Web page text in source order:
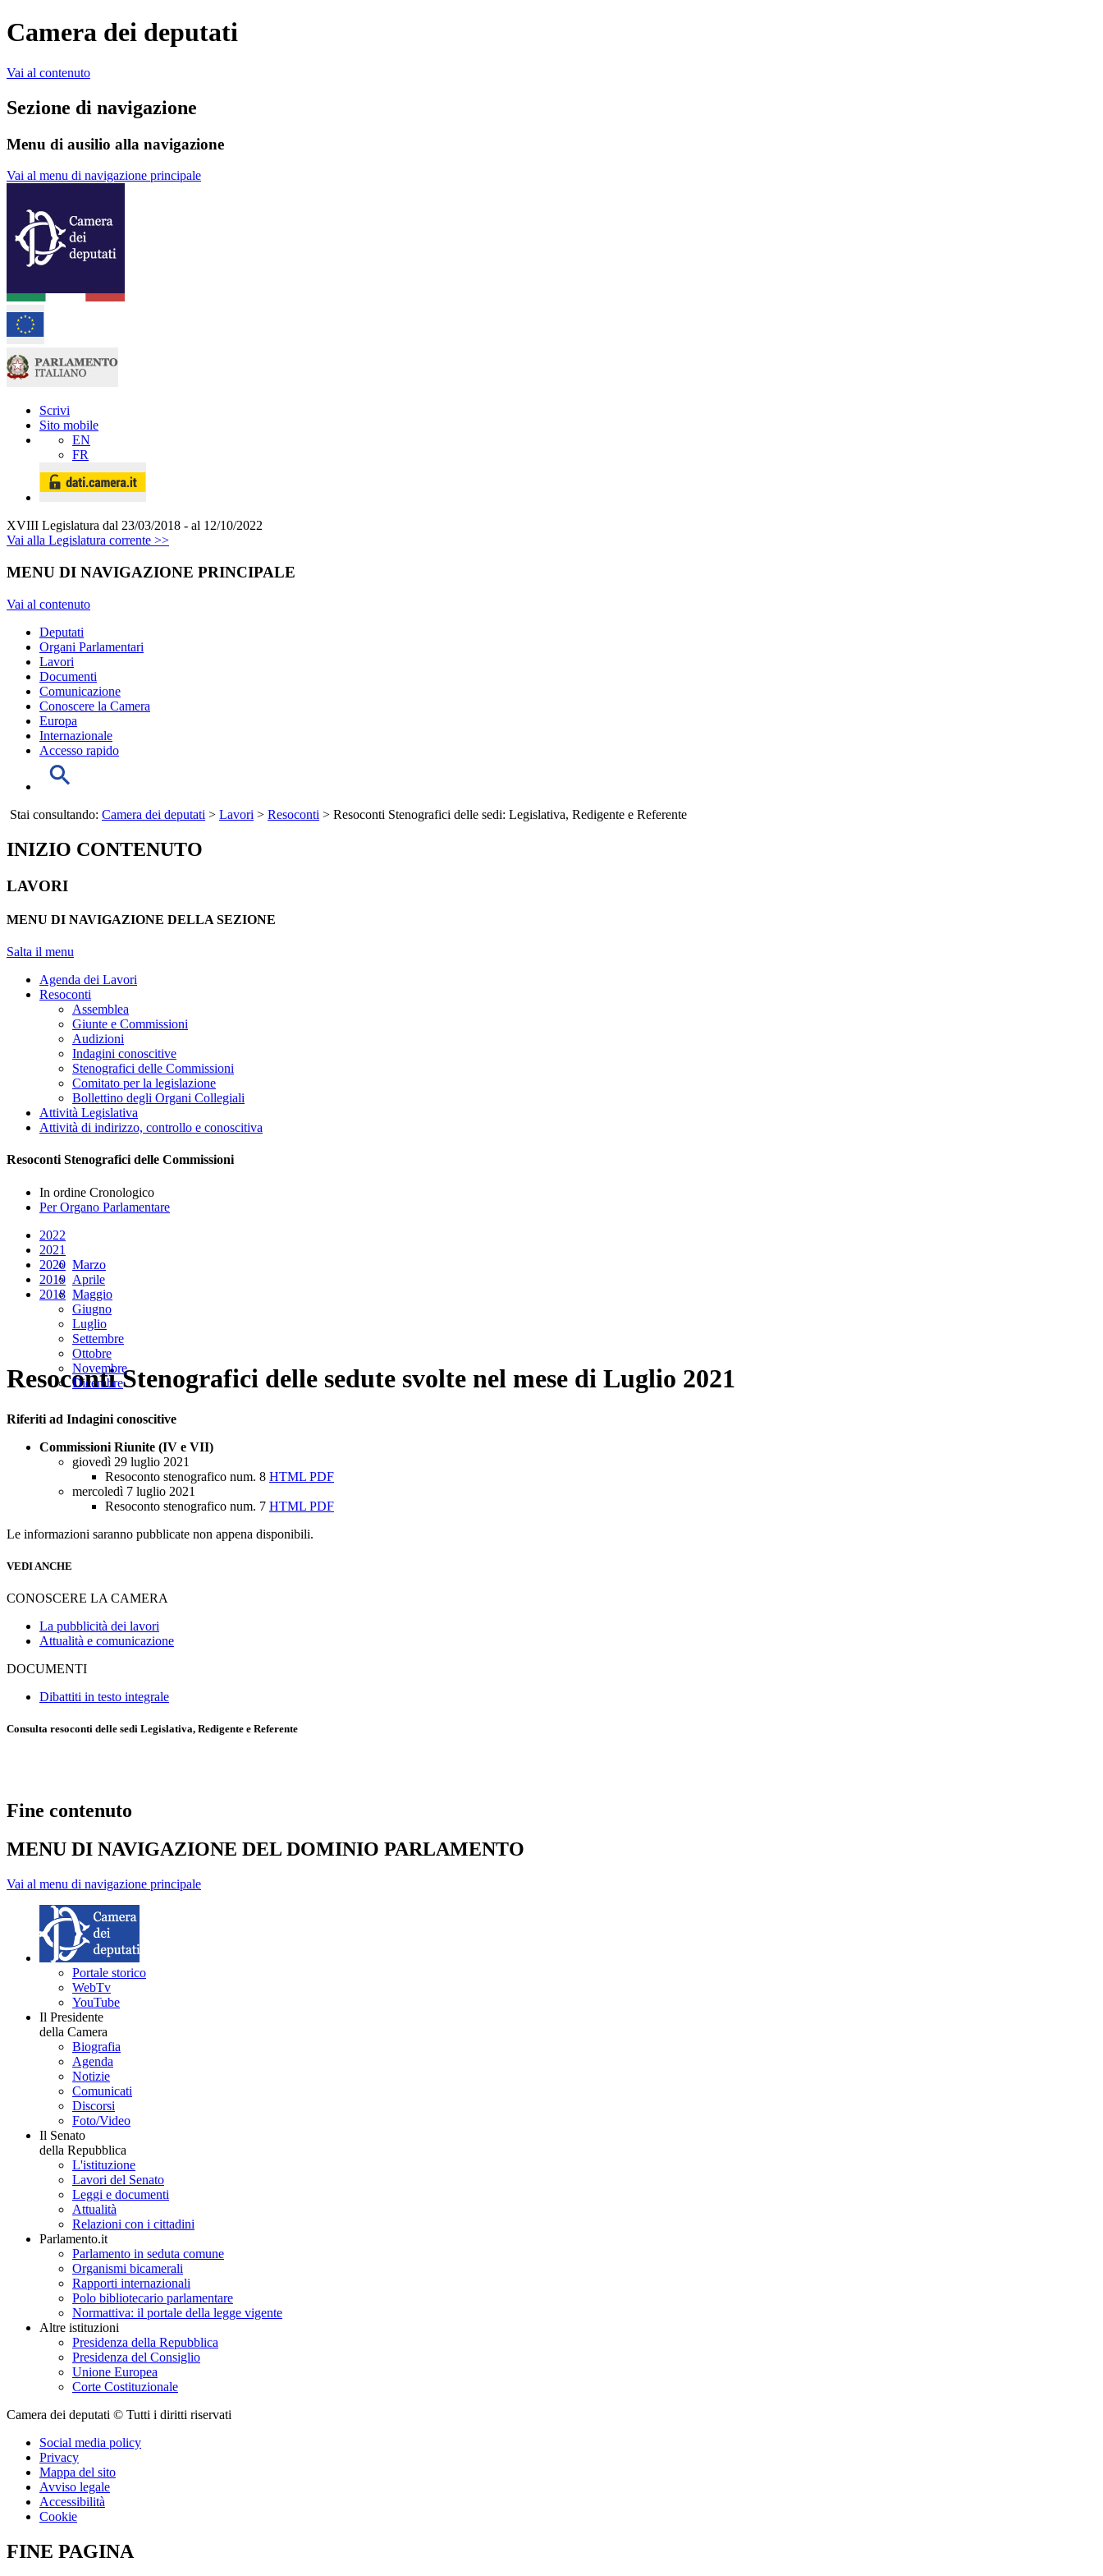
Camera dei deputati
Vai al contenuto
Sezione di navigazione
Menu di ausilio alla navigazione
Vai al menu di navigazione principale
Scrivi
Sito mobile
EN
FR
XVIII Legislatura dal 23/03/2018 - al 12/10/2022
Vai alla Legislatura corrente >>
MENU DI NAVIGAZIONE PRINCIPALE
Vai al contenuto
Deputati
Organi Parlamentari
Lavori
Documenti
Comunicazione
Conoscere la Camera
Europa
Internazionale
Accesso rapido
Stai consultando: Camera dei deputati > Lavori > Resoconti > Resoconti Stenografici delle sedi: Legislativa, Redigente e Referente
INIZIO CONTENUTO
LAVORI
MENU DI NAVIGAZIONE DELLA SEZIONE
Salta il menu
Agenda dei Lavori
Resoconti
Assemblea
Giunte e Commissioni
Audizioni
Indagini conoscitive
Stenografici delle Commissioni
Comitato per la legislazione
Bollettino degli Organi Collegiali
Attività Legislativa
Attività di indirizzo, controllo e conoscitiva
Resoconti Stenografici delle Commissioni
In ordine Cronologico
Per Organo Parlamentare
2022
2021
Marzo
Aprile
Maggio
Giugno
Luglio
Settembre
Ottobre
Novembre
Dicembre
2020
2019
2018
Resoconti Stenografici delle sedute svolte nel mese di Luglio 2021
Riferiti ad Indagini conoscitive
Commissioni Riunite (IV e VII)
giovedì 29 luglio 2021
Resoconto stenografico num. 8 HTML PDF
mercoledì 7 luglio 2021
Resoconto stenografico num. 7 HTML PDF
Le informazioni saranno pubblicate non appena disponibili.
VEDI ANCHE
CONOSCERE LA CAMERA
La pubblicità dei lavori
Attualità e comunicazione
DOCUMENTI
Dibattiti in testo integrale
Consulta resoconti delle sedi Legislativa, Redigente e Referente
Fine contenuto
MENU DI NAVIGAZIONE DEL DOMINIO PARLAMENTO
Vai al menu di navigazione principale
Portale storico
WebTv
YouTube
Il Presidente
della Camera
Biografia
Agenda
Notizie
Comunicati
Discorsi
Foto/Video
Il Senato
della Repubblica
L'istituzione
Lavori del Senato
Leggi e documenti
Attualità
Relazioni con i cittadini
Parlamento.it
Parlamento in seduta comune
Organismi bicamerali
Rapporti internazionali
Polo bibliotecario parlamentare
Normattiva: il portale della legge vigente
Altre istituzioni
Presidenza della Repubblica
Presidenza del Consiglio
Unione Europea
Corte Costituzionale
Camera dei deputati © Tutti i diritti riservati
Social media policy
Privacy
Mappa del sito
Avviso legale
Accessibilità
Cookie
FINE PAGINA